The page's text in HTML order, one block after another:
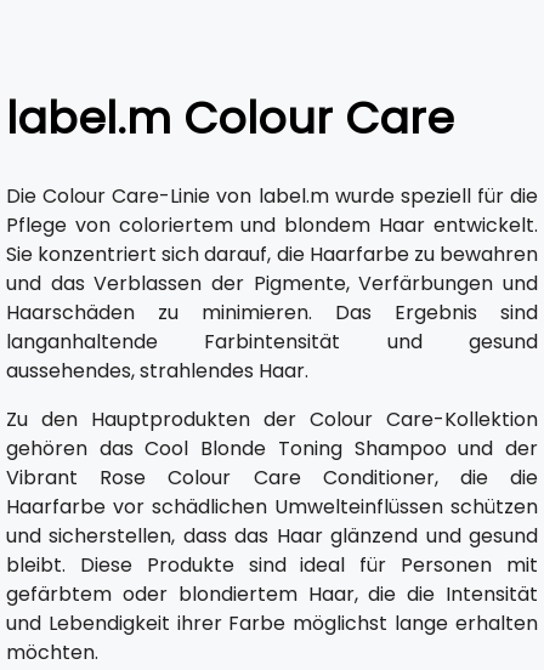
label.m Colour Care
Die Colour Care-Linie von label.m wurde speziell für die
Pflege von coloriertem und blondem Haar entwickelt.
Sie konzentriert sich darauf, die Haarfarbe zu bewahren
und das Verblassen der Pigmente, Verfärbungen und
Haarschäden zu minimieren. Das Ergebnis sind
langanhaltende Farbintensität und gesund
aussehendes, strahlendes Haar.
Zu den Hauptprodukten der Colour Care-Kollektion
gehören das Cool Blonde Toning Shampoo und der
Vibrant Rose Colour Care Conditioner, die die
Haarfarbe vor schädlichen Umwelteinflüssen schützen
und sicherstellen, dass das Haar glänzend und gesund
bleibt. Diese Produkte sind ideal für Personen mit
gefärbtem oder blondiertem Haar, die die Intensität
und Lebendigkeit ihrer Farbe möglichst lange erhalten
möchten.